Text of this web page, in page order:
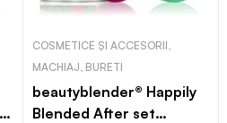
COSMETICE ȘI ACCESORII,
MACHIAJ, BURETI
beautyblender® Happily
Blended After set